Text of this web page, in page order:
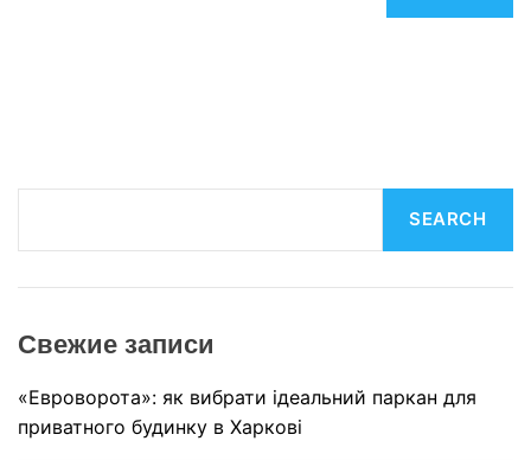
r
h
SEARCH
Свежие записи
«Евроворота»: як вибрати ідеальний паркан для
приватного будинку в Харкові